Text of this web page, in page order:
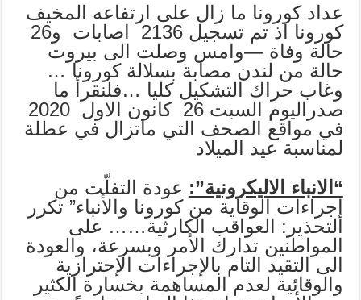
عداد كورونا ما زال على ارتفاعه المخيف
حالة وفاة —وامس وصلت الى بيروت
حالة من لندن مصابة بسلالة كورونا …
وغاب حراك التشكيل كليا …فلنقرأ ما
في مواقع الصحف التي ماتزال في عطلة
لمناسبة عيد الميلاد
“الانباء الاليكرونية”: عودة التفلّت من
إجراءات الوقاية من كورونا والأنباء” تكرر
التحذير: العواقب الكارثية…… على
المواطنين تدارك الأمر وبسرعة، والعودة
الى التقيد التام بالإجراءات الإحترازية
والوقائية لعدم المساهمة بخسارة الكثير